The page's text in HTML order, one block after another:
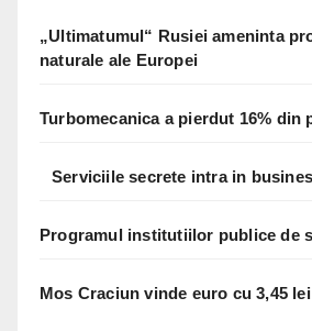
„Ultimatumul“ Rusiei ameninta
naturale ale Europei
Turbomecanica a pierdut 16% din
Serviciile secrete intra in
Programul institutiilor publice de
Mos Craciun vinde euro cu 3,45 lei